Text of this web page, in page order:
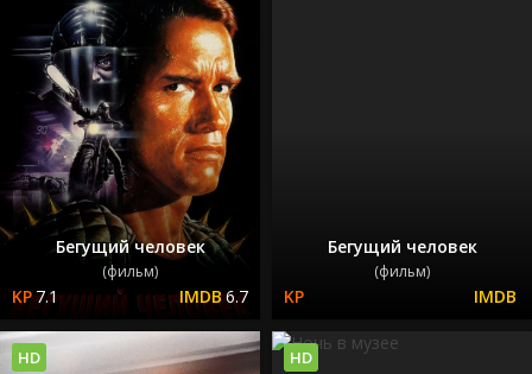
Бегущий человек
(фильм)
7.1 6.7
Бегущий человек
(фильм)
HD HD